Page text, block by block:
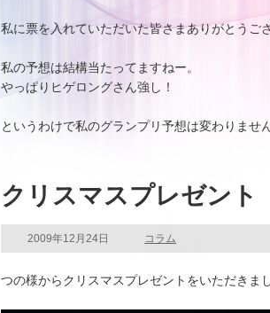
私に票を入れていただいた皆さまありがとうご
私の予想は結構当たってますねー。
やっぱりヒゲロングさん強し！
というわけで私のグランプリ予想は変わりませ
クリスマスプレゼント
2009年12月24日 コラム
つの様からクリスマスプレゼントをいただきまし